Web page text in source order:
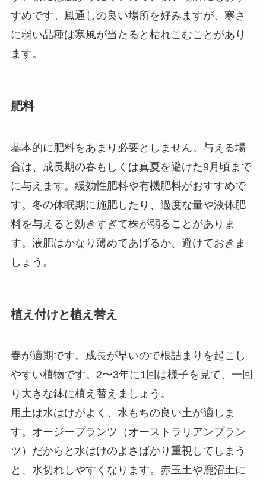
すめです。風通しの良い場所を好みますが、寒さ
に弱い品種は寒風が当たると枯れこむことがあり
ます。
肥料
基本的に肥料をあまり必要としません。与える場
合は、成長期の春もしくは真夏を避けた9月頃まで
に与えます。緩効性肥料や有機肥料がおすすめで
す。冬の休眠期に施肥したり、過度な量や液体肥
料を与えると効きすぎて株が弱ることがありま
す。液肥はかなり薄めてあげるか、避けておきま
しょう。
植え付けと植え替え
春が適期です。成長が早いので根詰まりを起こし
やすい植物です。2〜3年に1回は様子を見て、一回
り大きな鉢に植え替えましょう。
用土は水はけがよく、水もちの良い土が適しま
す。オージープランツ（オーストラリアンプラン
ツ）だからと水はけのよさばかり重視してしまう
と、水切れしやすくなります。赤玉土や鹿沼土に